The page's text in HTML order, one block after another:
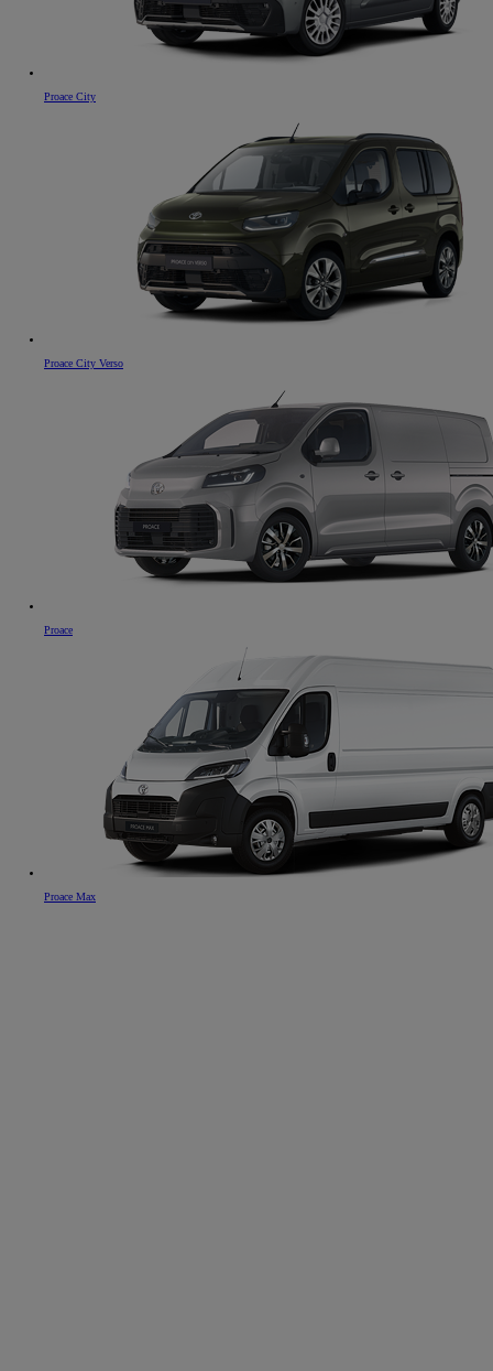
Proace City
Proace City Verso
Proace
Proace Max